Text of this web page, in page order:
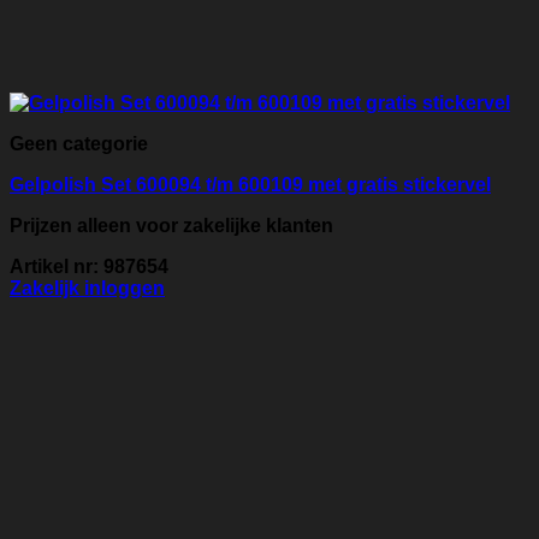
Geen categorie
Gelpolish Set 600094 t/m 600109 met gratis stickervel
Prijzen alleen voor zakelijke klanten
Artikel nr: 987654
Zakelijk inloggen